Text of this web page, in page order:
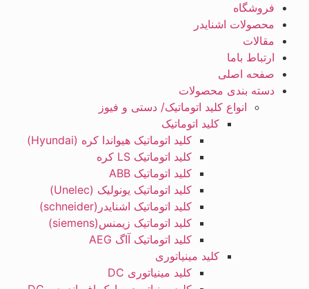
فروشگاه
محصولات اشنایدر
مقالات
ارتباط باما
صفحه اصلی
دسته بندی محصولات
انواع کلید اتوماتیک/ دستی و فیوز
کلید اتوماتیک
کلید اتوماتیک هیواندا کره (Hyundai)
کلید اتوماتیک LS کره
کلید اتوماتیک ABB
کلید اتوماتیک یونولیک (Unelec)
کلید اتوماتیک اشنایدر(schneider)
کلید اتوماتیک زیمنس(siemens)
کلید اتوماتیک آاگ AEG
کلید مینیاتوری
کلید مینیاتوری DC